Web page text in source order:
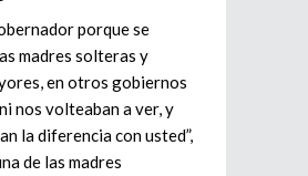
porque se
madres solteras y
en otros gobiernos
nos volteaban a ver, y
la diferencia con usted”,
de las madres